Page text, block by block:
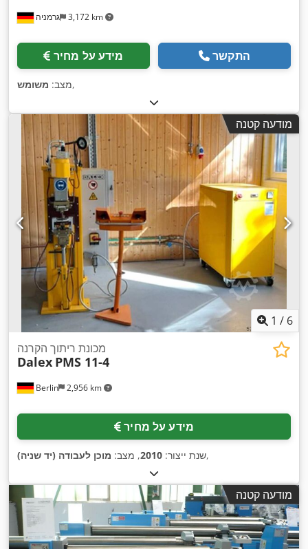
גרמניה 3,172 km
מידע על מחיר התקשר
מצב: משומש ,
מודעה קטנה
1 / 6
Berlin 2,956 km
מכונת ריתוך הקרנה
Dalex PMS 11-4
מידע על מחיר
שנת ייצור: 2010, מצב: מוכן לעבודה (יד שניה) ,
מודעה קטנה